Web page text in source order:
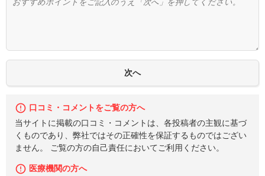
口コミ・コメントをご覧の方へ
当サイトに掲載の口コミ・コメントは、各投稿者の主観に基づ
くものであり、弊社ではその正確性を保証するものではござい
ません。 ご覧の方の自己責任においてご利用ください。
医療機関の方へ